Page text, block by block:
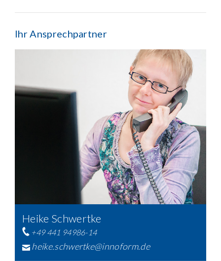
Ihr Ansprechpartner
Heike Schwertke
+49 441 94986-14
heike.schwertke@innoform.de